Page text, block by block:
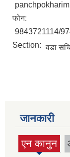
फोन:
9843721114/
Section: वडा
जानकारी
एन कानुन
(active